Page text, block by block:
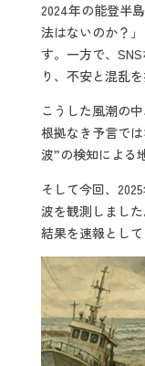
2024年の能登半
法はないのか？
す。一方で、
り、不安と混乱
こうした風潮の
根拠なき予言で
波”の検知による
そして今回、
波を観測しまし
結果を速報として